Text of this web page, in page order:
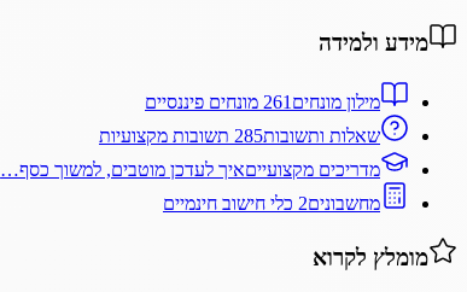
מידע ולמידה
מילון מונחים 261 מונחים פיננסיים
שאלות ותשובות285 תשובות מקצועיות
מדריכים מקצועייםאיך לעדכן מוטבים, למשוך כסף…
מחשבונים2 כלי חישוב חינמיים
מומלץ לקרוא